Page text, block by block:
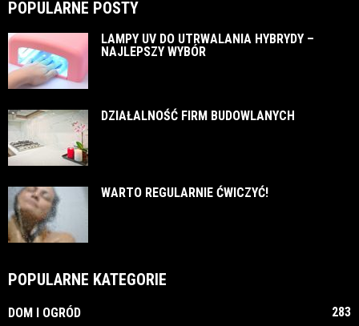
POPULARNE POSTY
LAMPY UV DO UTRWALANIA HYBRYDY –
NAJLEPSZY WYBÓR
DZIAŁALNOŚĆ FIRM BUDOWLANYCH
WARTO REGULARNIE ĆWICZYĆ!
POPULARNE KATEGORIE
DOM I OGRÓD 283